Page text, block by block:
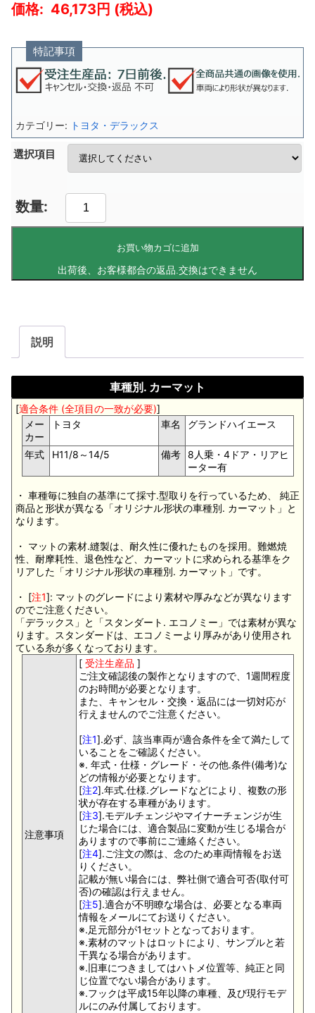
46,173
特記事項
選択項目
お買い物カゴに追加
カテゴリー: トヨタ・デラックス
説明
車種別. カーマット
[適合条件 (全項目の一致が必要)]
メー
カー
トヨタ 車名 グランドハイエース
年式 H11/8～14/5 備考
8人乗・4ドア・リアヒ
ーター有
・ 車種毎に独自の基準にて採寸.型取りを行っているため、 純正
商品と形状が異なる「オリジナル形状の車種別. カーマット」と
なります。
・ マットの素材.縫製は、耐久性に優れたものを採用。難燃焼
性、耐摩耗性、退色性など、カーマットに求められる基準をク
リアした「オリジナル形状の車種別. カーマット」です。
・ [注1]: マットのグレードにより素材や厚みなどが異なります
のでご注意ください。
「デラックス」と「スタンダート. エコノミー」では素材が異な
ります。スタンダードは、エコノミーより厚みがあり使用され
ている糸が多くなっております。
注意事項
[ 受注生産品 ]
ご注文確認後の製作となりますので、1週間程度
のお時間が必要となります。
また、キャンセル・交換・返品には一切対応が
行えませんのでご注意ください。
[注1].必ず、該当車両が適合条件を全て満たして
いることをご確認ください。
※. 年式・仕様・グレード・その他.条件(備考)な
どの情報が必要となります。
[注2].年式.仕様.グレードなどにより、複数の形
状が存在する車種があります。
[注3].モデルチェンジやマイナーチェンジが生
じた場合には、適合製品に変動が生じる場合が
ありますので事前にご連絡ください。
[注4].ご注文の際は、念のため車両情報をお送
りください。
記載が無い場合には、弊社側で適合可否(取付可
否)の確認は行えません。
[注5].適合が不明瞭な場合は、必要となる車両
情報をメールにてお送りください。
※.足元部分が1セットとなっております。
※.素材のマットはロットにより、サンプルと若
干異なる場合があります。
※.旧車につきましてはハトメ位置等、純正と同
じ位置でない場合があります。
※.フックは平成15年以降の車種、及び現行モデ
ルにのみ付属しております。